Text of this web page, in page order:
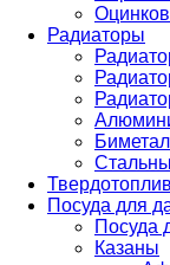
Радиаторы
Посуда для
Посуда
Казаны